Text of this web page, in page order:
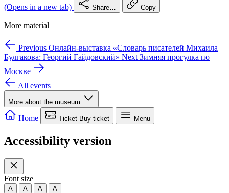
(Opens in a new tab)
Share… Copy
More material
Previous Онлайн-выставка «Словарь писателей Михаила
Булгакова: Георгий Гайдовский» Next Зимняя прогулка по
Москве
All events
More about the museum
We use cookies for site operation and analytics.
Necessary only Cookie settings
Accessibility version